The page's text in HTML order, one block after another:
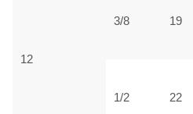
12
3/8 19
1/2 22